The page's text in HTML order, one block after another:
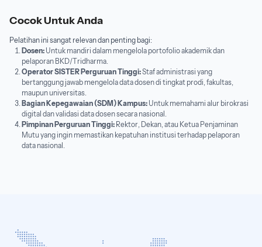
Cocok Untuk Anda
Pelatihan ini sangat relevan dan penting bagi:
Dosen:Untuk mandiri dalam mengelola portofolio akademik dan
pelaporan BKD/Tridharma.
Operator SISTER Perguruan Tinggi:Staf administrasi yang
bertanggung jawab mengelola data dosen di tingkat prodi, fakultas,
maupun universitas.
Bagian Kepegawaian (SDM) Kampus:Untuk memahami alur birokrasi
digital dan validasi data dosen secara nasional.
Pimpinan Perguruan Tinggi:Rektor, Dekan, atau Ketua Penjaminan
Mutu yang ingin memastikan kepatuhan institusi terhadap pelaporan
data nasional.